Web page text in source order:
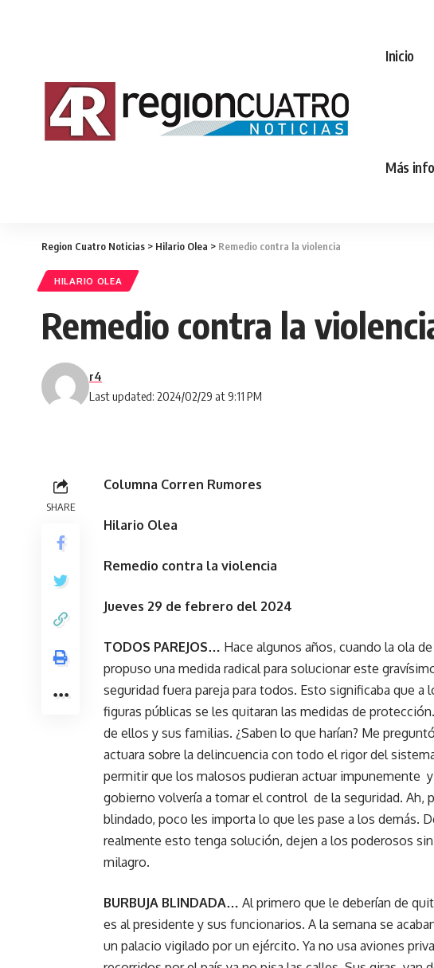
Inicio
Más
Region Cuatro Noticias > Hilario Olea > Remedio contra la violencia
HILARIO OLEA
Remedio contra la
Last updated: 2024/02/29 at 9:11 PM
r4
SHARE
Columna Corren Rumores
Hilario Olea
Remedio contra la violencia
Jueves 29 de febrero del 2024
TODOS PAREJOS… Hace algunos años, cuando la ola
propuso una medida radical para solucionar este
seguridad fuera pareja para todos. Esto significaba que
figuras públicas se les quitaran las medidas de
de ellos y sus familias. ¿Saben lo que harían? Me
actuara sobre la delincuencia con todo el rigor del
permitir que los malosos pudieran actuar impunemente
gobierno volvería a tomar el control de la seguridad. Ah,
blindado, poco les importa lo que les pase a los demás.
realmente esto tenga solución, dejen a los poderosos
milagro.
BURBUJA BLINDADA… Al primero que le deberían de
es al presidente y sus funcionarios. A la semana se
un palacio vigilado por un ejército. Ya no usa aviones